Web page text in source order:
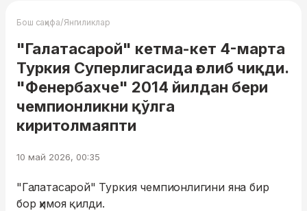
Бош саҳифа/Янгиликлар
"Галатасарой" кетма-кет 4-марта
Туркия Суперлигасида ғолиб чиқди.
"Фенербахче" 2014 йилдан бери
чемпионликни қўлга
киритолмаяпти
10 май 2026, 00:35
"Галатасарой" Туркия чемпионлигини яна бир
бор ҳимоя қилди.